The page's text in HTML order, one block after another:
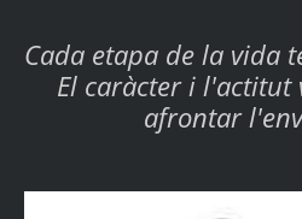
Cada etapa de la vida
El caràcter i
afrontar